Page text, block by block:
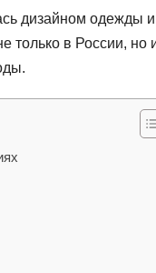
дизайном одежды и
только в России, но